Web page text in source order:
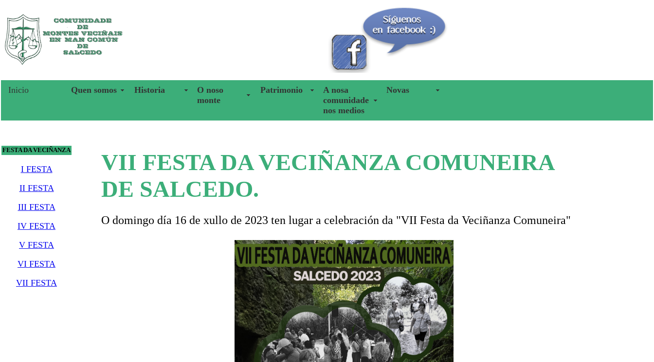
Inicio Quen somos Historia
O noso
monte
Patrimonio
A nosa
comunidade
nos medios
Novas
FESTA DA VECIÑANZA
I FESTA
II FESTA
III FESTA
IV FESTA
V FESTA
VI FESTA
VII FESTA
VII FESTA DA VECIÑANZA COMUNEIRA
DE SALCEDO.
O domingo día 16 de xullo de 2023 ten lugar a celebración da "VII Festa da Veciñanza Comuneira"